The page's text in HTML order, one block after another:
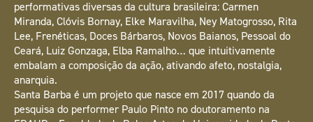
performativas diversas da cultura brasileira: Carmen
Miranda, Clóvis Bornay, Elke Maravilha, Ney Matogrosso, Rita
Lee, Frenéticas, Doces Bárbaros, Novos Baianos, Pessoal do
Ceará, Luiz Gonzaga, Elba Ramalho… que intuitivamente
embalam a composição da ação, ativando afeto, nostalgia,
anarquia.
Santa Barba é um projeto que nasce em 2017 quando da
pesquisa do performer Paulo Pinto no doutoramento na